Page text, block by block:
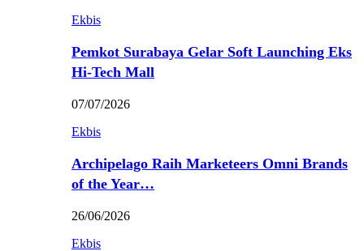
Ekbis
Pemkot Surabaya Gelar Soft Launching Eks
Hi-Tech Mall
07/07/2026
Ekbis
Archipelago Raih Marketeers Omni Brands
of the Year…
26/06/2026
Ekbis